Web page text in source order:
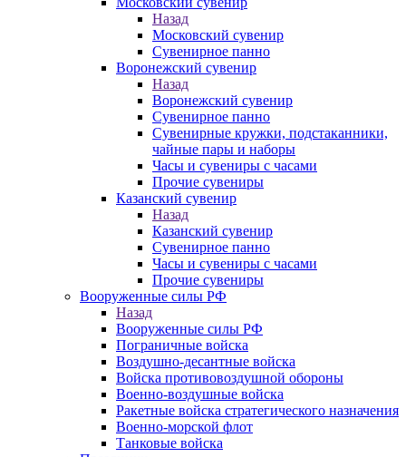
Назад
Московский сувенир
Сувенирное панно
Воронежский сувенир
Назад
Воронежский сувенир
Сувенирное панно
Сувенирные кружки, подстаканники,
чайные пары и наборы
Часы и сувениры с часами
Прочие сувениры
Казанский сувенир
Назад
Казанский сувенир
Сувенирное панно
Часы и сувениры с часами
Прочие сувениры
Вооруженные силы РФ
Назад
Вооруженные силы РФ
Пограничные войска
Воздушно-десантные войска
Войска противовоздушной обороны
Военно-воздушные войска
Ракетные войска стратегического назначения
Военно-морской флот
Танковые войска